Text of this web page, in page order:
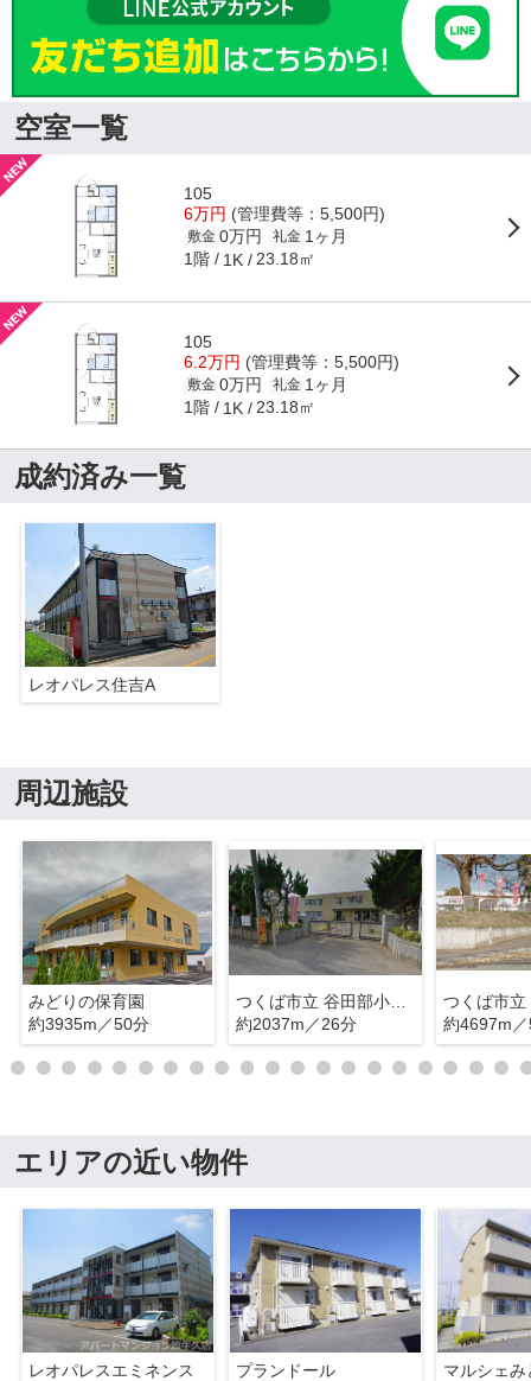
空室一覧
105
6万円 (管理費等：5,500円)
敷金 0万円 礼金 1ヶ月
1階 1K 23.18㎡
105
6.2万円 (管理費等：5,500円)
敷金 0万円 礼金 1ヶ月
1階 1K 23.18㎡
成約済み一覧
レオパレス住吉A
周辺施設
みどりの保育園
約3935m／50分
つくば市立 谷田部小学校
約2037m／26分
つくば市立
約4697m
エリアの近い物件
レオパレスエミネンス
プランドール
マルシェ